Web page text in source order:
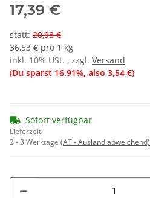
17,39 €
statt: 20,93 €
36,53 € pro 1 kg
inkl. 10% USt. , zzgl. Versand
(Du sparst 16.91%, also 3,54 €)
Sofort verfügbar
Lieferzeit:
2 - 3 Werktage (AT - Ausland abweichend)